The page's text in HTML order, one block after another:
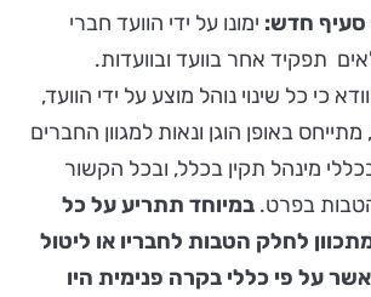
סעיף חדש: ימונו על ידי הוועד חברי
תפקיד אחר בוועד ובוועדות.
כי כל שינוי נוהל מוצע על ידי הוועד,
באופן הוגן ונאות למגוון החברים
מינהל תקין בכלל, ובכל הקשור
בפרט. במיוחד תתריע על כל
לחלק הטבות לחבריו או ליטול
על פי כללי בקרה פנימית היו